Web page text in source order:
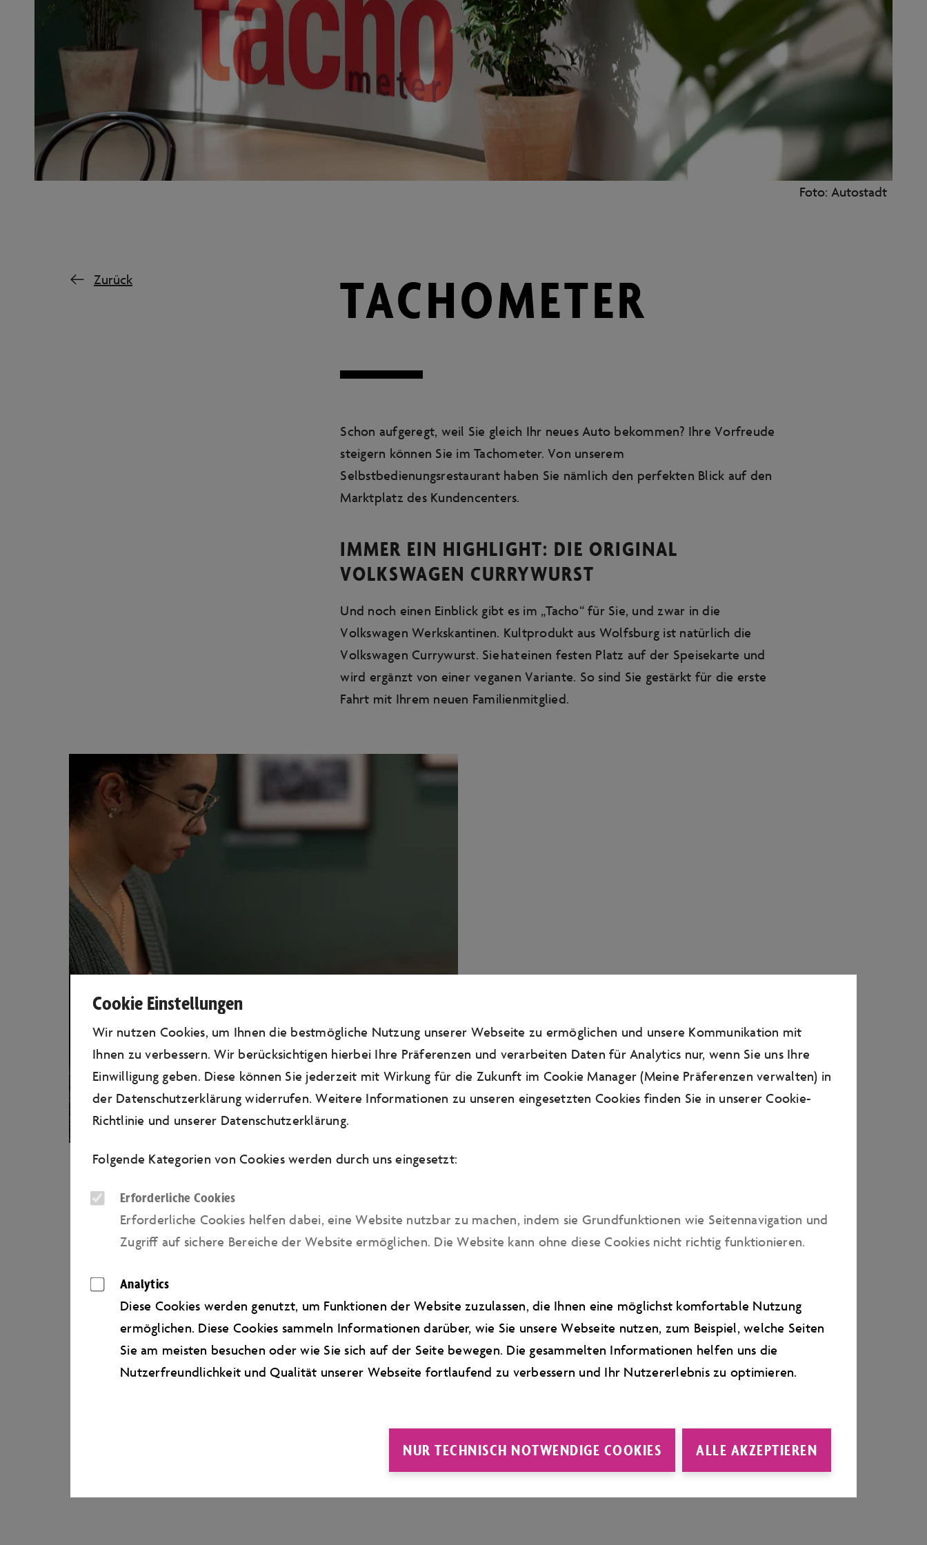
Foto: Autostadt
Zurück TACHOMETER
Schon aufgeregt, weil Sie gleich Ihr neues Auto bekommen? Ihre Vorfreude
steigern können Sie im Tachometer. Von unserem
Selbstbedienungsrestaurant haben Sie nämlich den perfekten Blick auf den
Marktplatz des Kundencenters.
IMMER EIN HIGHLIGHT: DIE ORIGINAL
VOLKSWAGEN CURRYWURST
Und noch einen Einblick gibt es im „Tacho“ für Sie, und zwar in die
Volkswagen Werkskantinen. Kultprodukt aus Wolfsburg ist natürlich die
Volkswagen Currywurst. Sie hat einen festen Platz auf der Speisekarte und
wird ergänzt von einer veganen Variante. So sind Sie gestärkt für die erste
Fahrt mit Ihrem neuen Familienmitglied.
Cookie Einstellungen
Wir nutzen Cookies, um Ihnen die bestmögliche Nutzung unserer Webseite zu ermöglichen und unsere Kommunikation mit
Ihnen zu verbessern. Wir berücksichtigen hierbei Ihre Präferenzen und verarbeiten Daten für Analytics nur, wenn Sie uns Ihre
Einwilligung geben. Diese können Sie jederzeit mit Wirkung für die Zukunft im Cookie Manager (Meine Präferenzen verwalten) in
der Datenschutzerklärung widerrufen. Weitere Informationen zu unseren eingesetzten Cookies finden Sie in unsererCookie-
Richtlinie und unserer Datenschutzerklärung.
Folgende Kategorien von Cookies werden durch uns eingesetzt:
Erforderliche Cookies
Erforderliche Cookies helfen dabei, eine Website nutzbar zu machen, indem sie Grundfunktionen wie Seitennavigation und
Zugriﬀ auf sichere Bereiche der Website ermöglichen. Die Website kann ohne diese Cookies nicht richtig funktionieren.
Analytics
Diese Cookies werden genutzt, um Funktionen der Website zuzulassen, die Ihnen eine möglichst komfortable Nutzung
ermöglichen. Diese Cookies sammeln Informationen darüber, wie Sie unsere Webseite nutzen, zum Beispiel, welche Seiten
Sie am meisten besuchen oder wie Sie sich auf der Seite bewegen. Die gesammelten Informationen helfen uns die
Nutzerfreundlichkeit und Qualität unserer Webseite fortlaufend zu verbessern und Ihr Nutzererlebnis zu optimieren.
NUR TECHNISCH NOTWENDIGE COOKIES ALLE AKZEPTIEREN